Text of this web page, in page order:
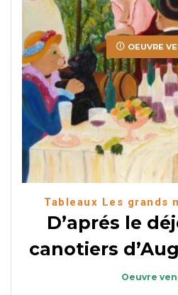
OEUVRE
Tableaux Les grands
D’aprés le
canotiers
Oeuvre